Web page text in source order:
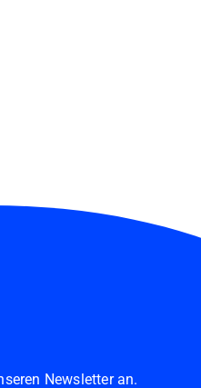
Newsletter an.